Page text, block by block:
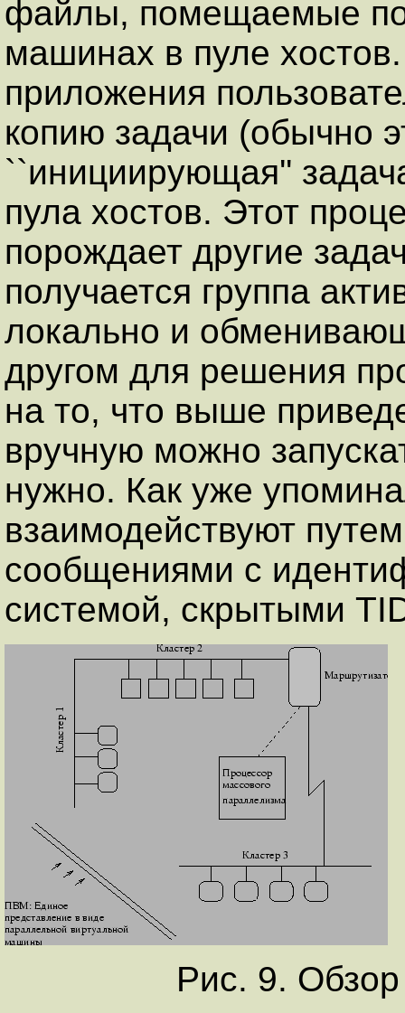
файлы, помещаемые
машинах в пуле
приложения
копию задачи (обычно
``инициирующая''
пула хостов. Этот
порождает другие
получается группа
локально и
другом для решения
на то, что выше
вручную можно
нужно. Как уже
взаимодействуют
сообщениями с
системой, скрытыми
Рис. 9.